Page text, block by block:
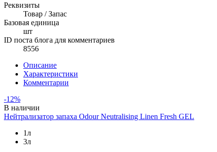
Реквизиты
Товар / Запас
Базовая единица
шт
ID поста блога для комментариев
8556
Описание
Характеристики
Комментарии
-12%
В наличии
Нейтрализатор запаха Odour Neutralising Linen Fresh GEL
1л
3л